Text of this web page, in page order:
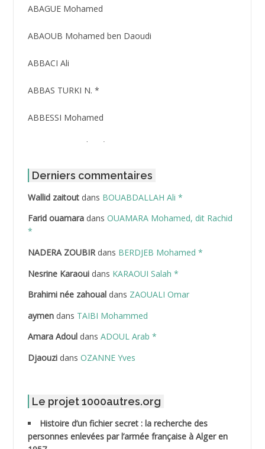
3416
ABAGUE Mohamed
ABAOUB Mohamed ben Daoudi
ABBACI Ali
ABBAS TURKI N. *
ABBESSI Mohamed
ABBOUR Azzedine *
ABDAT Amar
ABDEDDAIM Hamid
ABDELAZIZ Mohamed
ABDELHAFID Lakhdar
ABDELLI Mohamed
ABDELLI Mohamed *
ABDELMOUMENE Ahmed
ABDESMED Mohamed ben Kaddour
Derniers commentaires
Wallid zaitoutdans BOUABDALLAH Ali *
Farid ouamaradans OUAMARA Mohamed, dit Rachid
*
NADERA ZOUBIRdans BERDJEB Mohamed *
Nesrine Karaouidans KARAOUI Salah *
Brahimi née zahoualdans ZAOUALI Omar
aymendans TAIBI Mohammed
Amara Adouldans ADOUL Arab *
Djaouzidans OZANNE Yves
Le projet 1000autres.org
Histoire d’un fichier secret : la recherche des
personnes enlevées par l’armée française à Alger en